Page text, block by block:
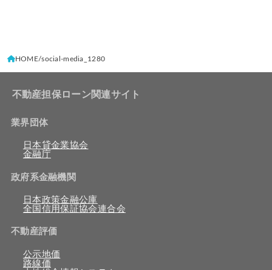
HOME social-media_1280
不動産担保ローン関連サイト
業界団体
日本貸金業協会
金融庁
政府系金融機関
日本政策金融公庫
全国信用保証協会連合会
不動産評価
公示地価
路線価